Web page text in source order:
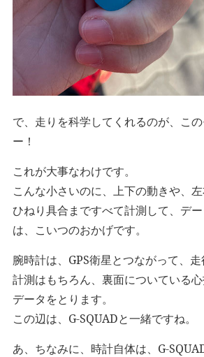
で、走りを科学してくれるのが、こ
ー！
これが大事なわけです。
こんな小さいのに、上下の動きや、
ひねり具合まですべて計測して、デ
は、こいつのおかげです。
腕時計は、GPS衛星とつながって、
計測はもちろん、裏面についている
データをとります。
この辺は、G-SQUADと一緒ですね。
あ、ちなみに、時計自体は、G-